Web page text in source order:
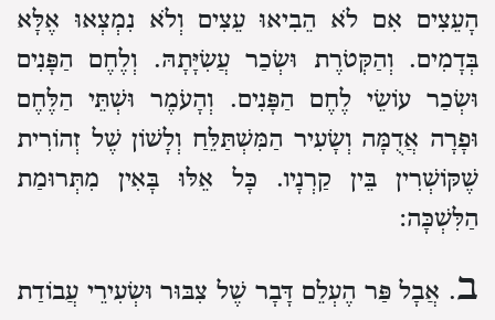
הָעֵצִים אִם לֹא הֵבִיאוּ עֵצִים וְלֹא נִמְצְאוּ אֶלָּא
בְּדָמִים. וְהַקְּטֹרֶת וּשְׂכַר עֲשִׂיָּתָהּ. וְלֶחֶם הַפָּנִים
וּשְׂכַר עוֹשֵׂי לֶחֶם הַפָּנִים. וְהָעֹמֶר וּשְׁתֵּי הַלֶּחֶם
וּפָרָה אֲדֻמָּה וְשָׂעִיר הַמִּשְׁתַּלֵּחַ וְלָשׁוֹן שֶׁל זְהוֹרִית
שֶׁקּוֹשְׁרִין בֵּין קַרְנָיו. כָּל אֵלּוּ בָּאִין מִתְּרוּמַת
הַלִּשְׁכָּה:
ב. אֲבָל פַּר הֶעְלֵם דָּבָר שֶׁל צִבּוּר וּשְׂעִירֵי עֲבוֹדַת